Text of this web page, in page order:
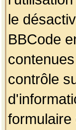
le
BBCode
contrôle
formulaire